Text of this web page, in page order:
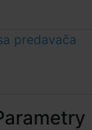
predavača